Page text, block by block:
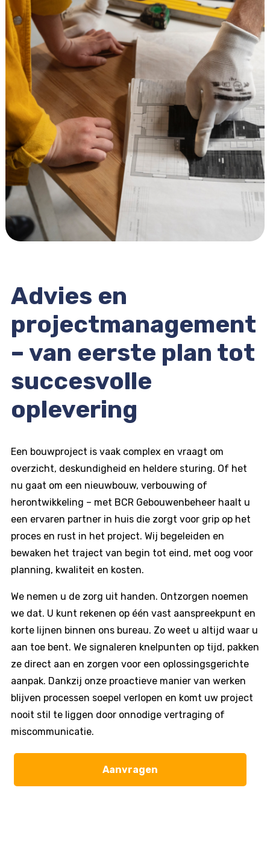
Advies en
projectmanagement
– van eerste plan tot
succesvolle
oplevering
Een bouwproject is vaak complex en vraagt om
overzicht, deskundigheid en heldere sturing. Of het
nu gaat om een nieuwbouw, verbouwing of
herontwikkeling – met BCR Gebouwenbeheer haalt u
een ervaren partner in huis die zorgt voor grip op het
proces en rust in het project. Wij begeleiden en
bewaken het traject van begin tot eind, met oog voor
planning, kwaliteit en kosten.
We nemen u de zorg uit handen. Ontzorgen noemen
we dat. U kunt rekenen op één vast aanspreekpunt en
korte lijnen binnen ons bureau. Zo weet u altijd waar u
aan toe bent. We signaleren knelpunten op tijd, pakken
ze direct aan en zorgen voor een oplossingsgerichte
aanpak. Dankzij onze proactieve manier van werken
blijven processen soepel verlopen en komt uw project
nooit stil te liggen door onnodige vertraging of
miscommunicatie.
Aanvragen